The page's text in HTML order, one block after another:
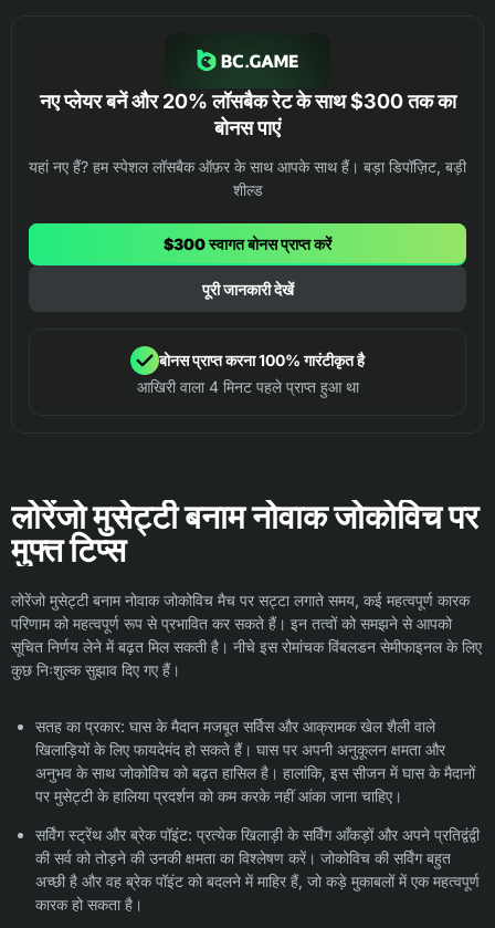
नए प्लेयर बनें और 20% लॉसबैक रेट के साथ $300 तक का
बोनस पाएं
यहां नए हैं? हम स्पेशल लॉसबैक ऑफ़र के साथ आपके साथ हैं। बड़ा डिपॉज़िट, बड़ी
शील्ड
$300 स्वागत बोनस प्राप्त करें
पूरी जानकारी देखें
बोनस प्राप्त करना 100% गारंटीकृत है
आखिरी वाला 4 मिनट पहले प्राप्त हुआ था
लोरेंजो मुसेट्टी बनाम नोवाक जोकोविच पर
मुफ्त टिप्स
लोरेंजो मुसेट्टी बनाम नोवाक जोकोविच मैच पर सट्टा लगाते समय, कई महत्वपूर्ण कारक
परिणाम को महत्वपूर्ण रूप से प्रभावित कर सकते हैं। इन तत्वों को समझने से आपको
सूचित निर्णय लेने में बढ़त मिल सकती है। नीचे इस रोमांचक विंबलडन सेमीफाइनल के लिए
कुछ निःशुल्क सुझाव दिए गए हैं।
सतह का प्रकार: घास के मैदान मजबूत सर्विस और आक्रामक खेल शैली वाले
खिलाड़ियों के लिए फायदेमंद हो सकते हैं। घास पर अपनी अनुकूलन क्षमता और
अनुभव के साथ जोकोविच को बढ़त हासिल है। हालांकि, इस सीजन में घास के मैदानों
पर मुसेट्टी के हालिया प्रदर्शन को कम करके नहीं आंका जाना चाहिए।
सर्विंग स्ट्रेंथ और ब्रेक पॉइंट: प्रत्येक खिलाड़ी के सर्विंग आँकड़ों और अपने प्रतिद्वंद्वी
की सर्व को तोड़ने की उनकी क्षमता का विश्लेषण करें। जोकोविच की सर्विंग बहुत
अच्छी है और वह ब्रेक पॉइंट को बदलने में माहिर हैं, जो कड़े मुकाबलों में एक महत्वपूर्ण
कारक हो सकता है।